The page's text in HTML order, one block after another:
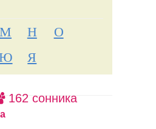
М Н
О
Я
162 сонника